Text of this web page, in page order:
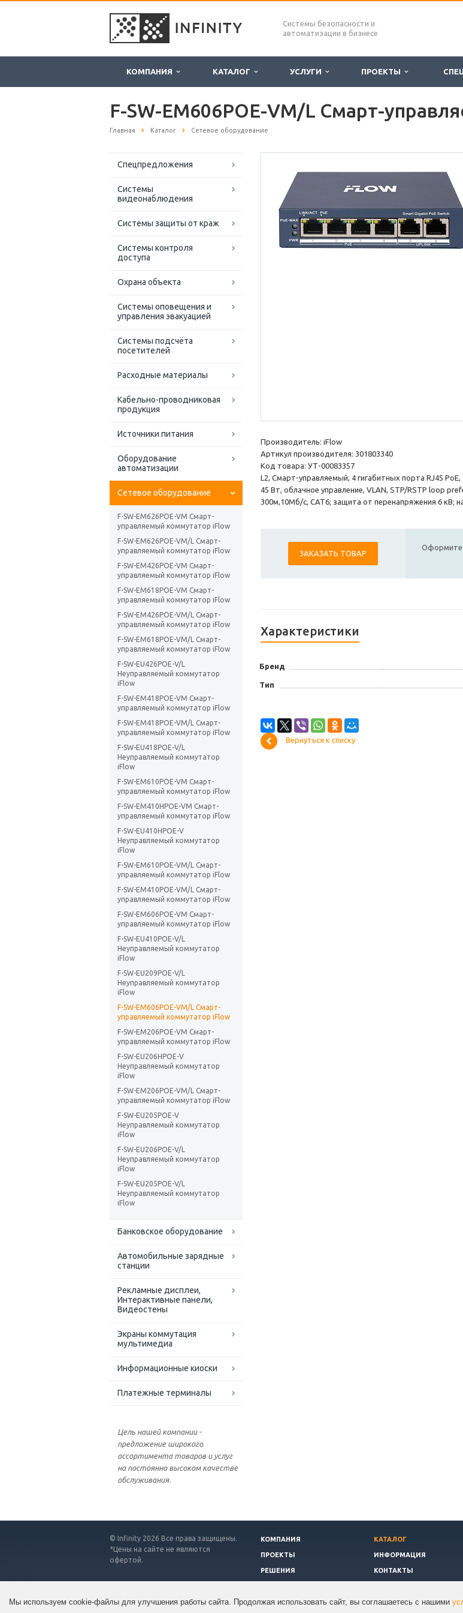
Мы используем cookie-файлы для улучшения работы сайта. Продолжая использовать сайт, вы соглашаетесь с нашими
Системы безопасности и
автоматизации в бизнесе
КОМПАНИЯ КАТАЛОГ УСЛУГИ ПРОЕКТЫ
F-SW-EM606POE-VM/L Смарт-
Главная Каталог Сетевое оборудование
Спецпредложения
Системы
видеонаблюдения
Системы защиты от краж
Системы контроля
доступа
Охрана объекта
Системы оповещения и
управления эвакуацией
Системы подсчёта
посетителей
Расходные материалы
Кабельно-проводниковая
продукция
Источники питания
Оборудование
автоматизации
Сетевое оборудование
F-SW-EM626POE-VM Смарт-
управляемый коммутатор iFlow
F-SW-EM626POE-VM/L Смарт-
управляемый коммутатор iFlow
F-SW-EM426POE-VM Смарт-
управляемый коммутатор iFlow
F-SW-EM618POE-VM Смарт-
управляемый коммутатор iFlow
F-SW-EM426POE-VM/L Смарт-
управляемый коммутатор iFlow
F-SW-EM618POE-VM/L Смарт-
управляемый коммутатор iFlow
F-SW-EU426POE-V/L
Неуправляемый коммутатор
iFlow
F-SW-EM418POE-VM Смарт-
управляемый коммутатор iFlow
F-SW-EM418POE-VM/L Смарт-
управляемый коммутатор iFlow
F-SW-EU418POE-V/L
Неуправляемый коммутатор
iFlow
F-SW-EM610POE-VM Смарт-
управляемый коммутатор iFlow
F-SW-EM410HPOE-VM Смарт-
управляемый коммутатор iFlow
F-SW-EU410HPOE-V
Неуправляемый коммутатор
iFlow
F-SW-EM610POE-VM/L Смарт-
управляемый коммутатор iFlow
F-SW-EM410POE-VM/L Смарт-
управляемый коммутатор iFlow
F-SW-EM606POE-VM Смарт-
управляемый коммутатор iFlow
F-SW-EU410POE-V/L
Неуправляемый коммутатор
iFlow
F-SW-EU209POE-V/L
Неуправляемый коммутатор
iFlow
F-SW-EM606POE-VM/L Смарт-
управляемый коммутатор iFlow
F-SW-EM206POE-VM Смарт-
управляемый коммутатор iFlow
F-SW-EU206HPOE-V
Неуправляемый коммутатор
iFlow
F-SW-EM206POE-VM/L Смарт-
управляемый коммутатор iFlow
F-SW-EU205POE-V
Неуправляемый коммутатор
iFlow
F-SW-EU206POE-V/L
Неуправляемый коммутатор
iFlow
F-SW-EU205POE-V/L
Неуправляемый коммутатор
iFlow
Банковское оборудование
Автомобильные зарядные
станции
Рекламные дисплеи,
Интерактивные панели,
Видеостены
Экраны коммутация
мультимедиа
Информационные киоски
Платежные терминалы
Цель нашей компании -
предложение широкого
ассортимента товаров и услуг
на постоянно высоком качестве
обслуживания.
Производитель: iFlow
Артикул производителя: 301803340
Код товара: УТ-00083357
L2, Смарт-управляемый, 4 гигабитных порта RJ45
45 Вт, облачное управление, VLAN, STP/RSTP loop
300м,10Мб/с, CAT6; защита от перенапряжения 6 кВ;
ЗАКАЗАТЬ ТОВАР
Оформите
Характеристики
Бренд
Тип
Вернуться к списку
© Infinity 2026 Все права защищены.
*Цены на сайте не являются
офертой.
КОМПАНИЯ КАТАЛОГ
ПРОЕКТЫ ИНФОРМАЦИЯ
РЕШЕНИЯ КОНТАКТЫ